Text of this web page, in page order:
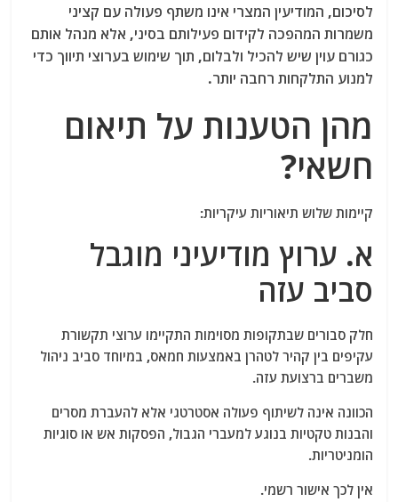
לסיכום, המודיעין המצרי אינו משתף פעולה עם קציני
משמרות המהפכה לקידום פעילותם בסיני, אלא מנהל אותם
כגורם עוין שיש להכיל ולבלום, תוך שימוש בערוצי תיווך כדי
למנוע התלקחות רחבה יותר.
מהן הטענות על תיאום
חשאי?
קיימות שלוש תיאוריות עיקריות:
א. ערוץ מודיעיני מוגבל
סביב עזה
חלק סבורים שבתקופות מסוימות התקיימו ערוצי תקשורת
עקיפים בין קהיר לטהרן באמצעות חמאס, במיוחד סביב ניהול
משברים ברצועת עזה.
הכוונה אינה לשיתוף פעולה אסטרטגי אלא להעברת מסרים
והבנות טקטיות בנוגע למעברי הגבול, הפסקות אש או סוגיות
הומניטריות.
אין לכך אישור רשמי.